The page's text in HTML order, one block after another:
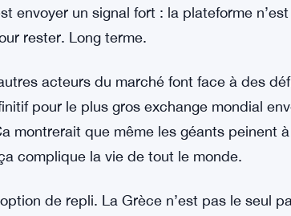
juillet, c’est la date à partir de laquelle les
continuer à opérer légalement dans
légale, d’ailleurs. Binance voit
des utilisateurs et des investisseurs
rester. Long terme.